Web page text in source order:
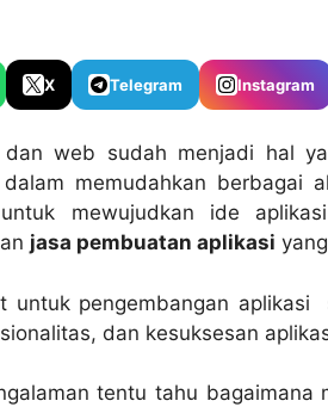
X Telegram Instagram
dan web sudah menjadi hal
memudahkan berbagai
mewujudkan ide
jasa pembuatan aplikasi
untuk pengembangan aplikasi
dan kesuksesan
tentu tahu bagaimana